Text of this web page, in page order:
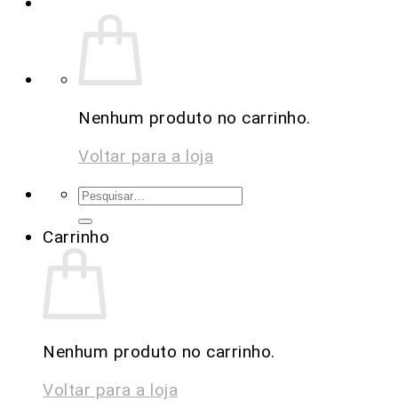
Nenhum produto no carrinho.
Voltar para a loja
Carrinho
Nenhum produto no carrinho.
Voltar para a loja